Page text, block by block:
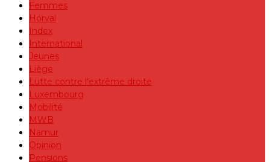
Femmes
Horval
Index
International
Jeunes
Liège
Lutte contre l'extrême droite
Luxembourg
Mobilité
MWB
Namur
Opinion
Pensions